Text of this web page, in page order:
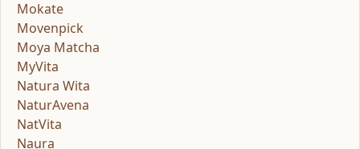
Mokate
Movenpick
Moya Matcha
MyVita
Natura Wita
NaturAvena
NatVita
Naura